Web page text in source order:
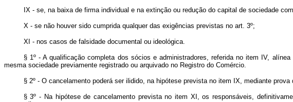
IX - se, na baixa de firma individual e na extinção ou redução do capital de sociedade
X - se não houver sido cumprida qualquer das exigências previstas no art. 3º;
XI - nos casos de falsidade documental ou ideológica.
§ 1º - A qualificação completa dos sócios e administradores, referida no item IV,
mesma sociedade previamente registrado ou arquivado no Registro do Comércio.
§ 2º - O cancelamento poderá ser ilidido, na hipótese prevista no item IX, mediante
§ 3º - Na hipótese de cancelamento prevista no item XI, os responsáveis,